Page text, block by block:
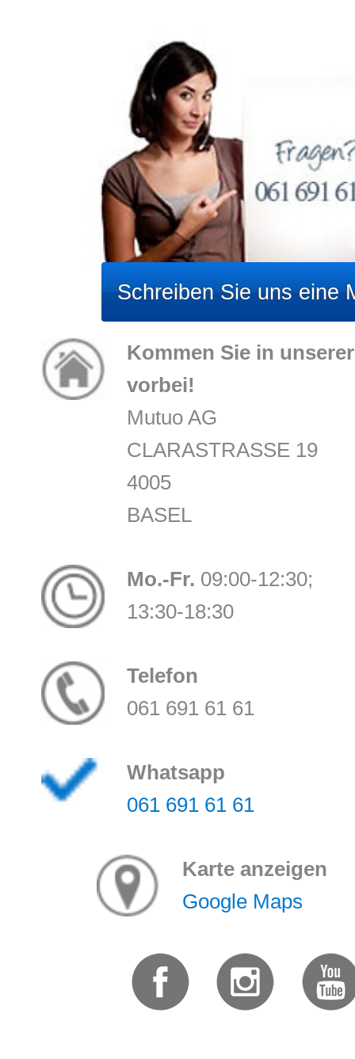
Schreiben Sie uns eine
Kommen Sie in
vorbei!
Mutuo AG
CLARASTRASSE 19
4005
BASEL
Mo.-Fr. 09:00-12:30;
13:30-18:30
Telefon
061 691 61 61
Whatsapp
061 691 61 61
Karte anzeigen
Google Maps